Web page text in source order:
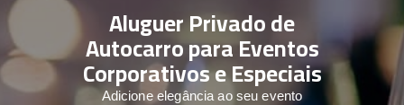
Aluguer Privado de
Autocarro para Eventos
Corporativos e Especiais
Adicione elegância ao seu evento